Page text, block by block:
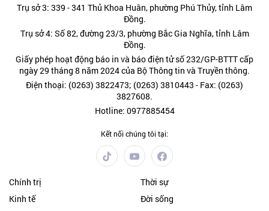
Trụ sở 3: 339 - 341 Thủ Khoa Huân, phường Phú Thủy, tỉnh Lâm
Đồng.
Trụ sở 4: Số 82, đường 23/3, phường Bắc Gia Nghĩa, tỉnh Lâm
Đồng.
Giấy phép hoạt động báo in và báo điện tử số 232/GP-BTTT cấp
ngày 29 tháng 8 năm 2024 của Bộ Thông tin và Truyền thông.
Điện thoại: (0263) 3822473; (0263) 3810443 - Fax: (0263)
3827608.
Hotline: 0977885454
Kết nối chúng tôi tại:
Chính trị
Thời sự
Kinh tế
Đời sống